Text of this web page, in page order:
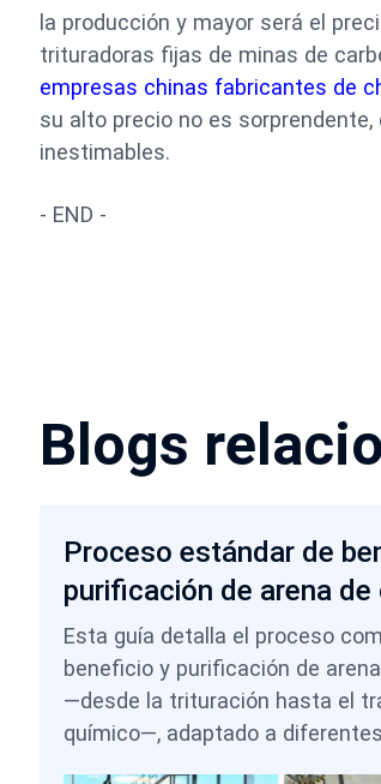
la producción y mayor será el
trituradoras fijas de minas de
empresas chinas fabricantes de
su alto precio no es
inestimables.
- END -
Blogs
Proceso estándar de
purificación de arena de
Esta guía detalla el proceso
beneficio y purificación de
—desde la trituración hasta el
químico—, adaptado a